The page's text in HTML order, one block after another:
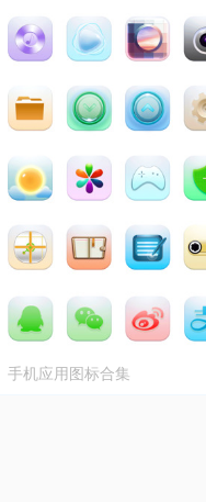
手机应用图标合集